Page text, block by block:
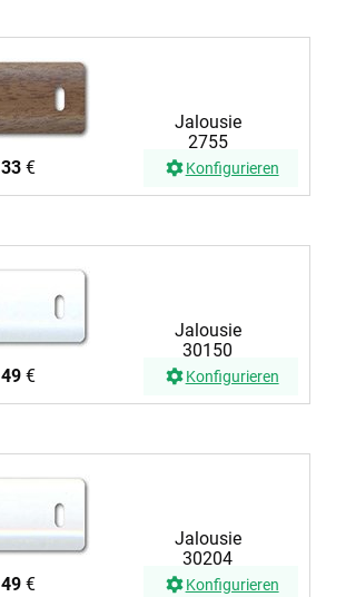
Jalousie
2755
33€ Konfigurieren
Jalousie
30150
49€ Konfigurieren
Jalousie
30204
49€ Konfigurieren